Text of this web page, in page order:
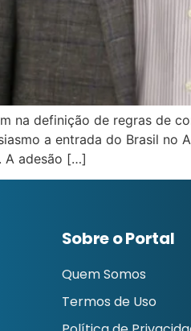
na definição de regras de
a entrada do Brasil
A adesão […]
Sobre o Portal
Quem Somos
Termos de Uso